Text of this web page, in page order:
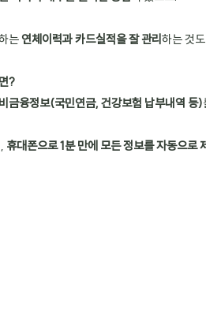
는 연체이력과 카드실적을 잘 관리하는 것
?
비금융정보(국민연금, 건강보험 납부내역 등)
휴대폰으로 1분 만에 모든 정보를 자동으로